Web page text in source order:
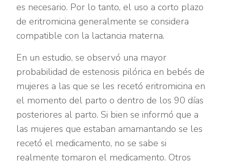
es necesario. Por lo tanto, el uso a corto plazo
de eritromicina generalmente se considera
compatible con la lactancia materna.
En un estudio, se observó una mayor
probabilidad de estenosis pilórica en bebés de
mujeres a las que se les recetó eritromicina en
el momento del parto o dentro de los 90 días
posteriores al parto. Si bien se informó que a
las mujeres que estaban amamantando se les
recetó el medicamento, no se sabe si
realmente tomaron el medicamento. Otros